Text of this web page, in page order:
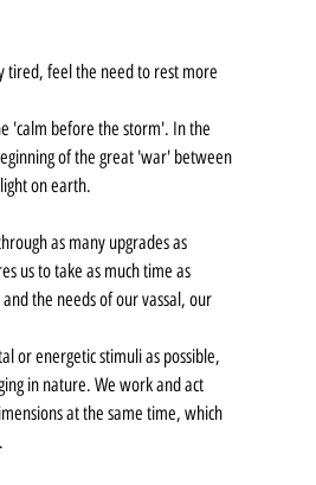
'calm before the storm'. In the
of the great 'war' between
on earth.
as many upgrades as
us to take as much time as
the needs of our vassal, our
or energetic stimuli as possible,
in nature. We work and act
at the same time, which